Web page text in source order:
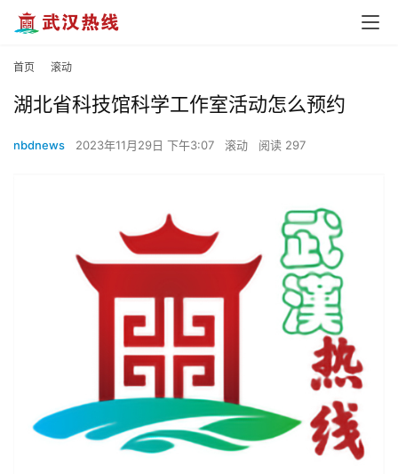
首页 滚动
湖北省科技馆科学工作室活动怎么预约
nbdnews 2023年11月29日 下午3:07 滚动 阅读 297